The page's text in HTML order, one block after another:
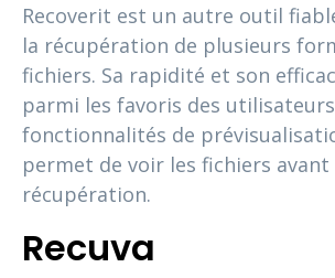
Recoverit est un autre outil
la récupération de plusieurs
fichiers. Sa rapidité et son
parmi les favoris des
fonctionnalités de
permet de voir les fichiers
récupération.
Recuva